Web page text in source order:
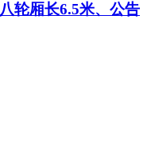
轮厢长6.5米、公告